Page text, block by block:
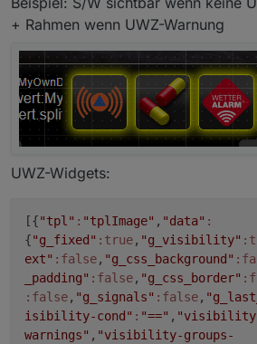
+ Rahmen wenn UWZ-Warnung
UWZ-Widgets:
[{"tpl" : "tplImage" , "data" :
{"g_fixed" :true, "g_visibility"
ext" :false, "g_css_background"
_padding" :false, "g_css_border"
:false, "g_signals" :false,
isibility-cond" : "==" ,
warnings" , "visibility-groups-